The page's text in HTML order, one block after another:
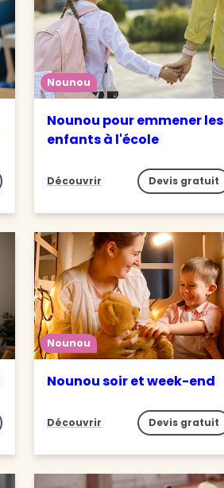
Nounou
Nounou pour emmener les
enfants à l'école
Découvrir Devis gratuit
Nounou
Nounou soir et week-end
Découvrir Devis gratuit